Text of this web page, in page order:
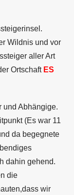
Wildnis und vor
aller Art
Ortschaft ES
und Abhängige.
(Es war 11
da begegnete
dahin gehend.
die
wir